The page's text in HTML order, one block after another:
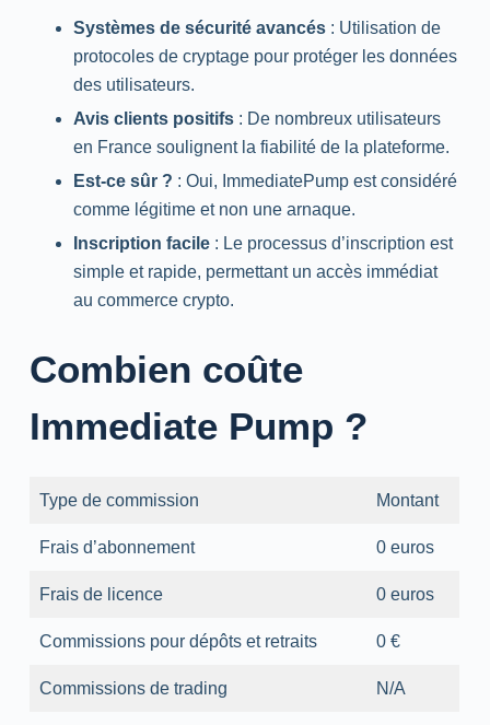
Systèmes de sécurité avancés: Utilisation de
protocoles de cryptage pour protéger les données
des utilisateurs.
Avis clients positifs: De nombreux utilisateurs
en France soulignent la fiabilité de la plateforme.
Est-ce sûr ? : Oui, ImmediatePump est considéré
comme légitime et non une arnaque.
Inscription facile: Le processus d’inscription est
simple et rapide, permettant un accès immédiat
au commerce crypto.
Combien coûte
Immediate Pump ?
Type de commission Montant
Frais d’abonnement 0 euros
Frais de licence 0 euros
Commissions pour dépôts et retraits 0 €
Commissions de trading N/A